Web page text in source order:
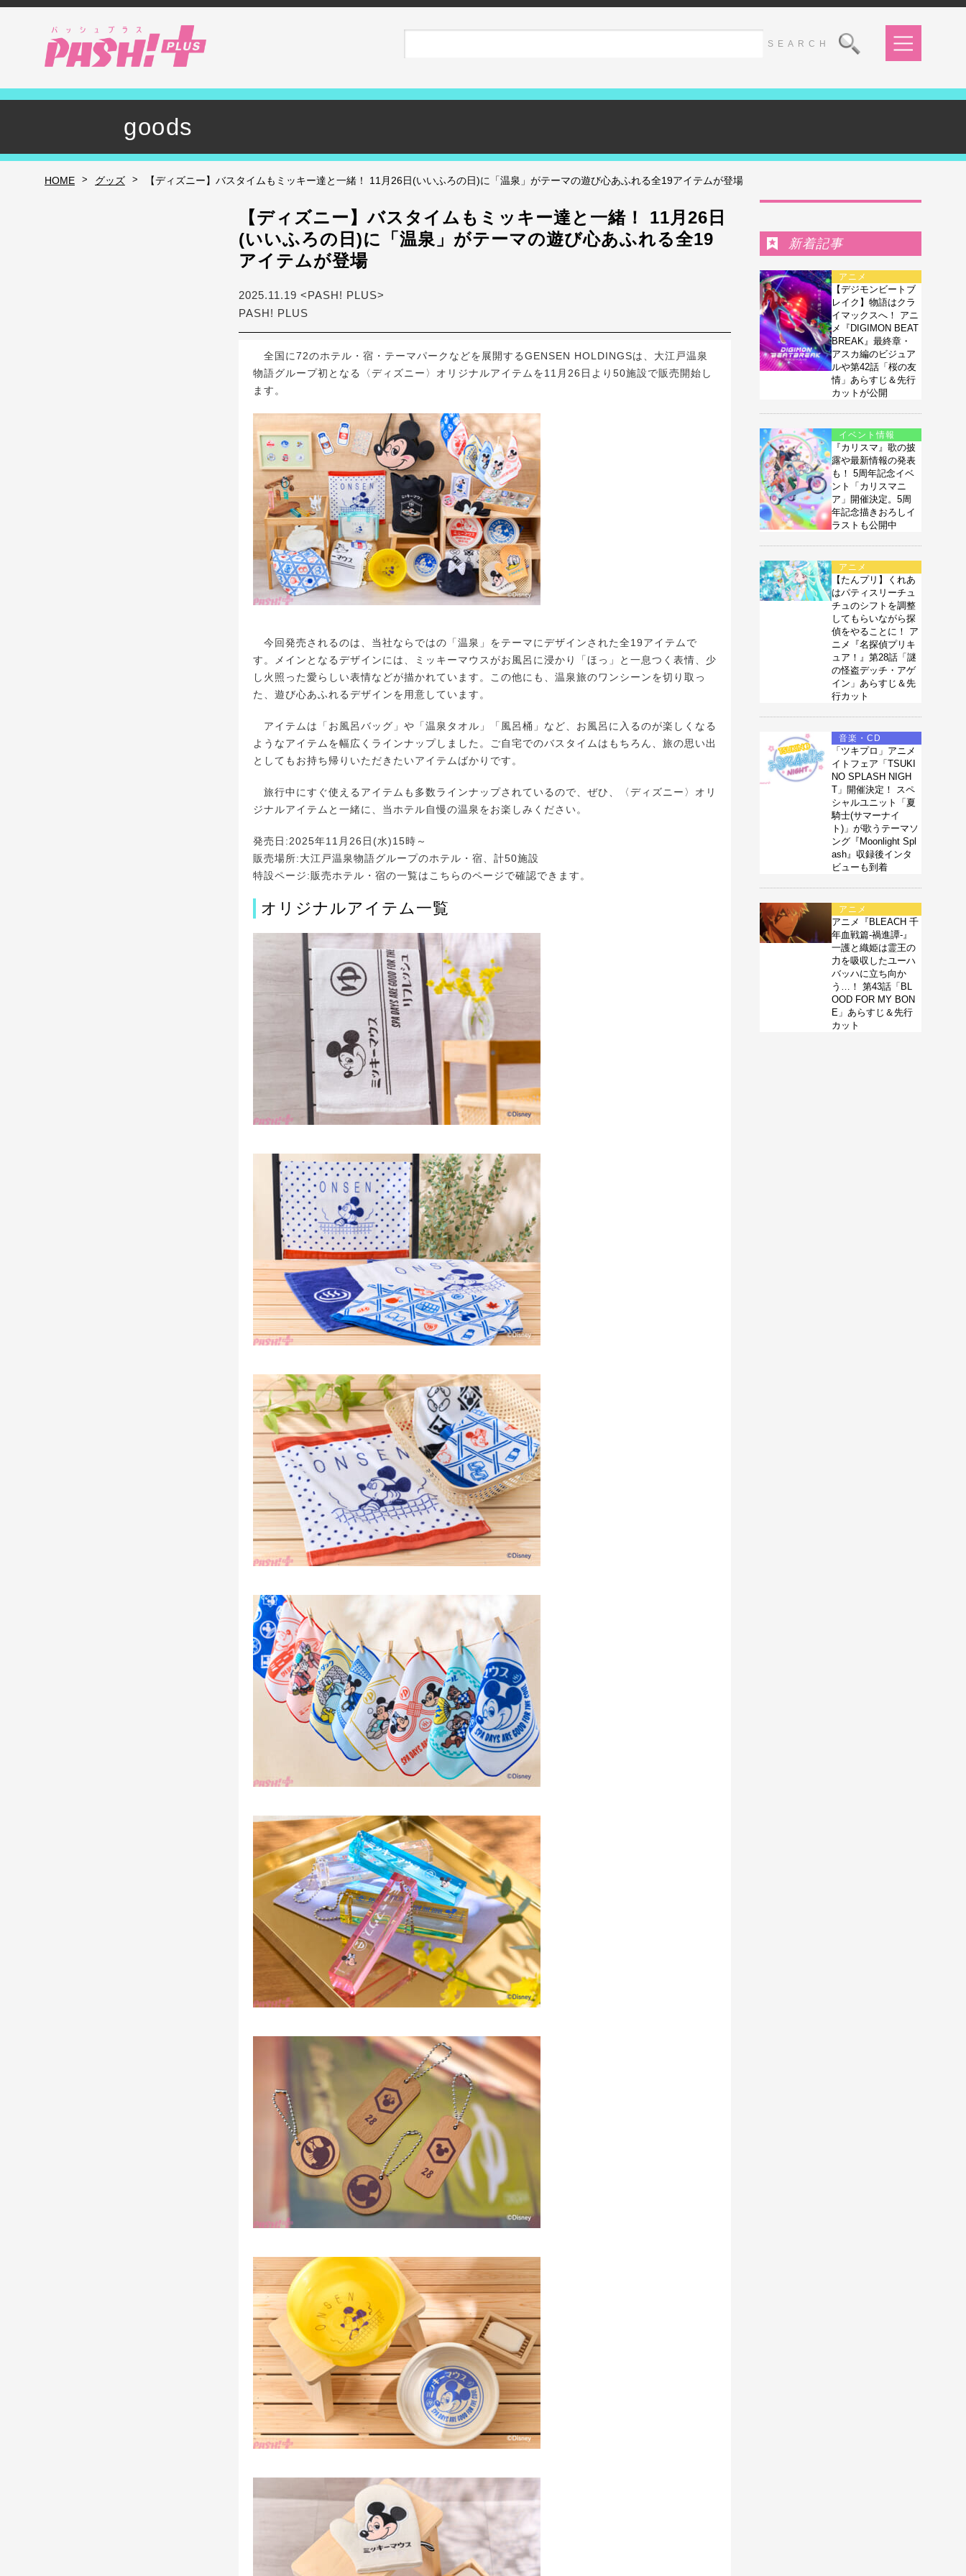
goods
HOME > グッズ > 【ディズニー】バスタイムもミッキー達と一緒！ 11月26日(いいふろの日)に「温泉」がテーマの遊び心あふれる全19アイテムが登場
【ディズニー】バスタイムもミッキー達と一緒！ 11月26日
(いいふろの日)に「温泉」がテーマの遊び心あふれる全19
アイテムが登場
2025.11.19 <PASH! PLUS>
PASH! PLUS
全国に72のホテル・宿・テーマパークなどを展開するGENSEN HOLDINGSは、大江戸温泉
物語グループ初となる〈ディズニー〉オリジナルアイテムを11月26日より50施設で販売開始し
ます。
今回発売されるのは、当社ならではの「温泉」をテーマにデザインされた全19アイテムで
す。メインとなるデザインには、ミッキーマウスがお風呂に浸かり「ほっ」と一息つく表情、少
し火照った愛らしい表情などが描かれています。この他にも、温泉旅のワンシーンを切り取っ
た、遊び心あふれるデザインを用意しています。
アイテムは「お風呂バッグ」や「温泉タオル」「風呂桶」など、お風呂に入るのが楽しくなる
ようなアイテムを幅広くラインナップしました。ご自宅でのバスタイムはもちろん、旅の思い出
としてもお持ち帰りいただきたいアイテムばかりです。
旅行中にすぐ使えるアイテムも多数ラインナップされているので、ぜひ、〈ディズニー〉オリ
ジナルアイテムと一緒に、当ホテル自慢の温泉をお楽しみください。
発売日:2025年11月26日(水)15時～
販売場所:大江戸温泉物語グループのホテル・宿、計50施設
特設ページ:販売ホテル・宿の一覧はこちらのページで確認できます。
オリジナルアイテム一覧
新着記事
アニメ
【デジモンビートブ
レイク】物語はクラ
イマックスへ！ アニ
メ『DIGIMON BEAT
BREAK』最終章・
アスカ編のビジュア
ルや第42話「桜の友
情」あらすじ＆先行
カットが公開
イベント情報
『カリスマ』歌の披
露や最新情報の発表
も！ 5周年記念イベ
ント「カリスマニ
ア」開催決定。5周
年記念描きおろしイ
ラストも公開中
アニメ
【たんプリ】くれあ
はパティスリーチュ
チュのシフトを調整
してもらいながら探
偵をやることに！ ア
ニメ『名探偵プリキ
ュア！』第28話「謎
の怪盗デッチ・アゲ
イン」あらすじ＆先
行カット
音楽・CD
「ツキプロ」アニメ
イトフェア「TSUKI
NO SPLASH NIGH
T」開催決定！ スペ
シャルユニット「夏
騎士(サマーナイ
ト)」が歌うテーマソ
ング『Moonlight Spl
ash』収録後インタ
ビューも到着
アニメ
アニメ『BLEACH 千
年血戦篇-禍進譚-』
一護と織姫は霊王の
力を吸収したユーハ
バッハに立ち向か
う…！ 第43話「BL
OOD FOR MY BON
E」あらすじ＆先行
カット